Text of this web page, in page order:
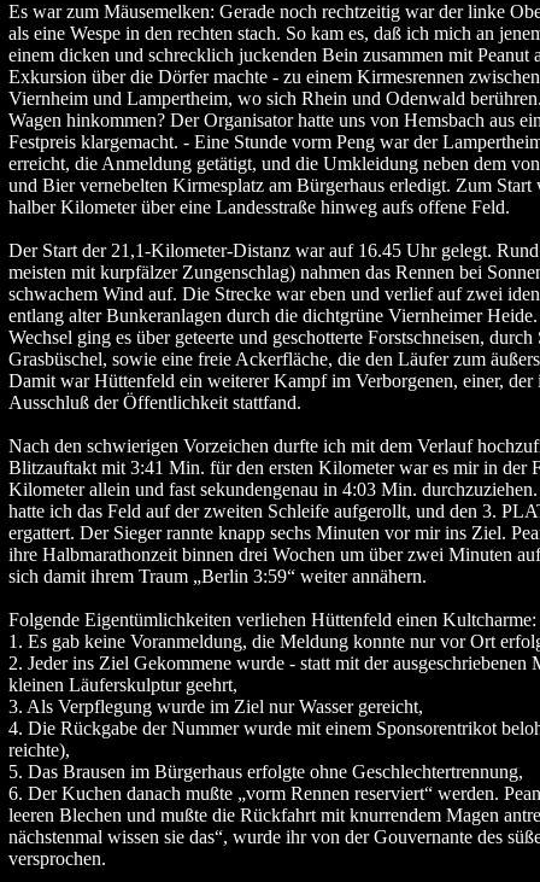
Es war zum Mäusemelken: Gerade noch rechtzeitig war der linke
als eine Wespe in den rechten stach. So kam es, daß ich mich an
einem dicken und schrecklich juckenden Bein zusammen mit Peanut
Exkursion über die Dörfer machte - zu einem Kirmesrennen
Viernheim und Lampertheim, wo sich Rhein und Odenwald
Wagen hinkommen? Der Organisator hatte uns von Hemsbach aus
Festpreis klargemacht. - Eine Stunde vorm Peng war der
erreicht, die Anmeldung getätigt, und die Umkleidung neben dem
und Bier vernebelten Kirmesplatz am Bürgerhaus erledigt. Zum Start
halber Kilometer über eine Landesstraße hinweg aufs offene Feld.
Der Start der 21,1-Kilometer-Distanz war auf 16.45 Uhr gelegt.
meisten mit kurpfälzer Zungenschlag) nahmen das Rennen bei
schwachem Wind auf. Die Strecke war eben und verlief auf zwei
entlang alter Bunkeranlagen durch die dichtgrüne Viernheimer
Wechsel ging es über geteerte und geschotterte Forstschneisen,
Grasbüschel, sowie eine freie Ackerfläche, die den Läufer zum
Damit war Hüttenfeld ein weiterer Kampf im Verborgenen, einer,
Ausschluß der Öffentlichkeit stattfand.
Nach den schwierigen Vorzeichen durfte ich mit dem Verlauf
Blitzauftakt mit 3:41 Min. für den ersten Kilometer war es mir in der
Kilometer allein und fast sekundengenau in 4:03 Min.
hatte ich das Feld auf der zweiten Schleife aufgerollt, und den 3.
ergattert. Der Sieger rannte knapp sechs Minuten vor mir ins Ziel.
ihre Halbmarathonzeit binnen drei Wochen um über zwei Minuten
sich damit ihrem Traum „Berlin 3:59“ weiter annähern.
Folgende Eigentümlichkeiten verliehen Hüttenfeld einen Kultcharme:
1. Es gab keine Voranmeldung, die Meldung konnte nur vor Ort
2. Jeder ins Ziel Gekommene wurde - statt mit der ausgeschriebenen
kleinen Läuferskulptur geehrt,
3. Als Verpflegung wurde im Ziel nur Wasser gereicht,
4. Die Rückgabe der Nummer wurde mit einem Sponsorentrikot
reichte),
5. Das Brausen im Bürgerhaus erfolgte ohne Geschlechtertrennung,
6. Der Kuchen danach mußte „vorm Rennen reserviert“ werden.
leeren Blechen und mußte die Rückfahrt mit knurrendem Magen
nächstenmal wissen sie das“, wurde ihr von der Gouvernante des
versprochen.